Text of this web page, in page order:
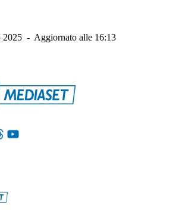
2025 - Aggiornato alle 16:13